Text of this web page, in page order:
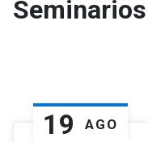
Seminarios
19 AGO